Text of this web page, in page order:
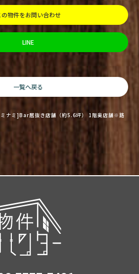
の物件をお問い合わせ
LINE
一覧へ戻る
ナミ]Bar居抜き店舗（約5.6坪） 1階奥店舗※路